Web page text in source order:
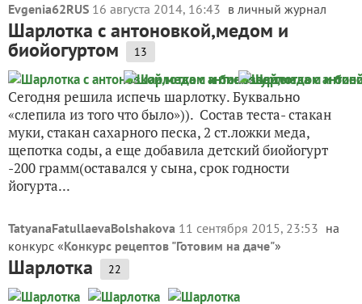
Evgenia62RUS 16 августа 2014, 16:43 в личный журнал
Шарлотка с антоновкой,медом и
биойогуртом 13
Сегодня решила испечь шарлотку. Буквально
«слепила из того что было»)). Состав теста- стакан
муки, стакан сахарного песка, 2 ст.ложки меда,
щепотка соды, а еще добавила детский биойогурт
-200 грамм(оставался у сына, срок годности
йогурта...
TatyanaFatullaevaBolshakova 11 сентября 2015, 23:53 на
конкурс «Конкурс рецептов "Готовим на даче"»
Шарлотка 22